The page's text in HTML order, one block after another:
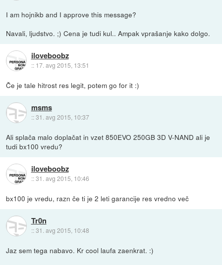
I am hojnikb and I approve this message?
Navali, ljudstvo. ;) Cena je tudi kul.. Ampak vprašanje kako dolgo.
iloveboobz
:: 17. avg 2015, 13:51
Če je tale hitrost res legit, potem go for it :)
msms
::31. avg 2015, 10:37
Ali splača malo doplačat in vzet 850EVO 250GB 3D V-NAND ali je
tudi bx100 vredu?
iloveboobz
::31. avg 2015, 10:46
bx100 je vredu, razn če ti je 2 leti garancije res vredno več
Tr0n
::31. avg 2015, 10:48
Jaz sem tega nabavo. Kr cool laufa zaenkrat. :)